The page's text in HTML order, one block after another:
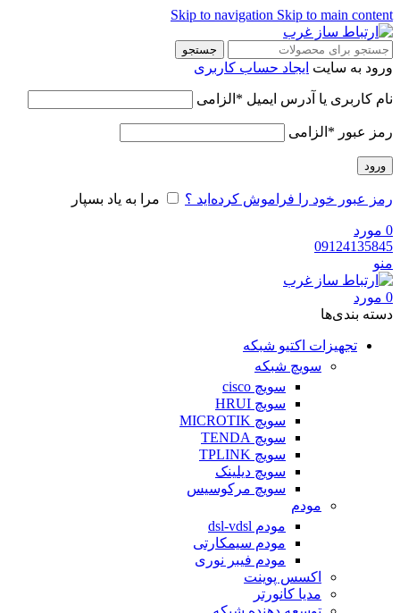
Skip to navigation Skip to main content
جستجو
ورود به سایت ایجاد حساب کاربری
نام کاربری یا آدرس ایمیل * الزامی
رمز عبور * الزامی
ورود
رمز عبور خود را فراموش کرده‌اید ؟ مرا به یاد بسپار
0 مورد
09124135845
منو
0 مورد
دسته‌ بندی‌ها
تجهیزات اکتیو شبکه
سویچ شبکه
سویچ cisco
سویچ HRUI
سویچ MICROTIK
سویچ TENDA
سویچ TPLINK
سویچ دیلینک
سویچ مرکوسیس
مودم
مودم dsl-vdsl
مودم سیمکارتی
مودم فیبر نوری
اکسس پوینت
مدیا کانورتر